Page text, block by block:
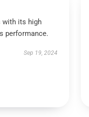
with its high
performance.
Sep 19, 2024